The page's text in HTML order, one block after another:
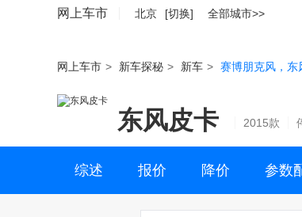
网上车市 北京 [切换] 全部城市>>
网上车市 > 新车探秘 > 新车 > 赛博朋克风，东
东风皮卡 2015款
综述 报价 降价 参数